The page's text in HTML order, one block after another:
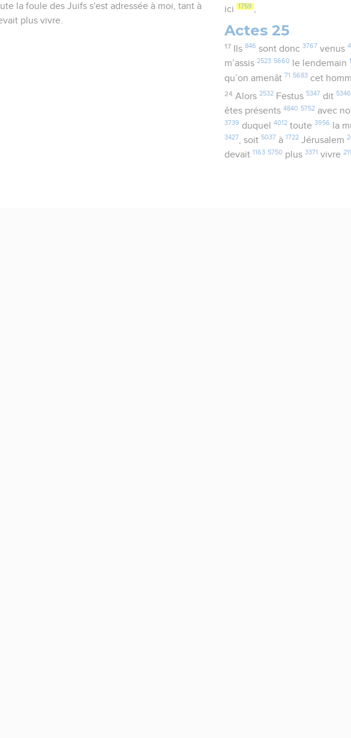
la foule des Juifs s'est adressée à moi, tant à
plus vivre.
ici 1759
Actes 25
17 Ils 846 sont donc 3767 venus
m’assis2523 5660 le lendemain
qu’on amenât 71 5683 cet
24 Alors 2532Festus 5347 dit 5346
êtes présents4840 5752 avec
3739 duquel4012 toute3956 la
3427, soit 5037 à 1722 Jérusalem
devait1163 5750 plus3371 vivre